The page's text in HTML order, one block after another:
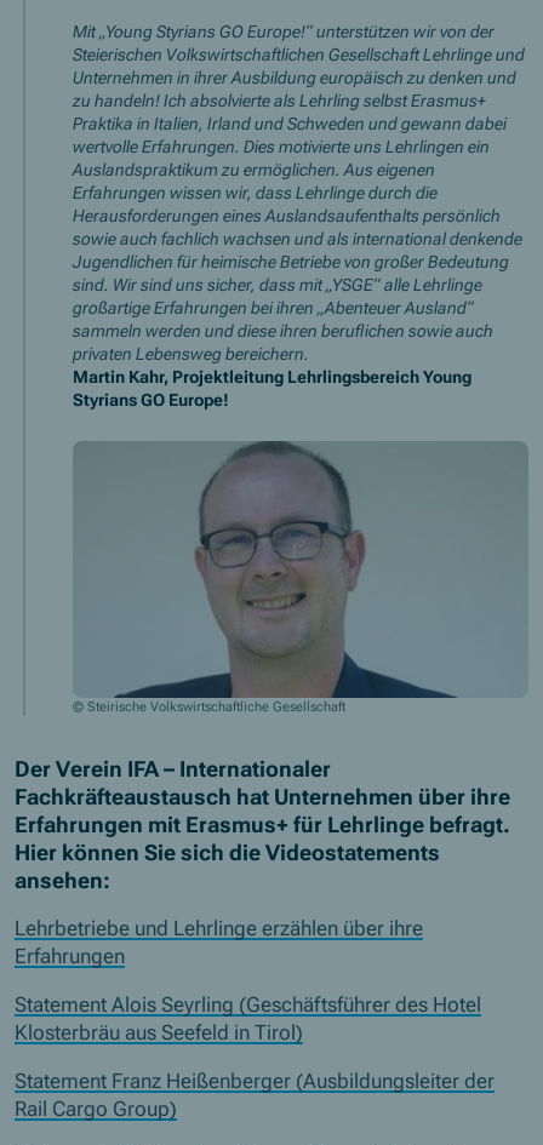
© Steirische Volkswirtschaftliche Gesellschaft
Mit „Young Styrians GO Europe!“ unterstützen wir von der
Steierischen Volkswirtschaftlichen Gesellschaft Lehrlinge und
Unternehmen in ihrer Ausbildung europäisch zu denken und
zu handeln! Ich absolvierte als Lehrling selbst Erasmus+
Praktika in Italien, Irland und Schweden und gewann dabei
wertvolle Erfahrungen. Dies motivierte uns Lehrlingen ein
Auslandspraktikum zu ermöglichen. Aus eigenen
Erfahrungen wissen wir, dass Lehrlinge durch die
Herausforderungen eines Auslandsaufenthalts persönlich
sowie auch fachlich wachsen und als international denkende
Jugendlichen für heimische Betriebe von großer Bedeutung
sind. Wir sind uns sicher, dass mit „YSGE“ alle Lehrlinge
großartige Erfahrungen bei ihren „Abenteuer Ausland“
sammeln werden und diese ihren beruflichen sowie auch
privaten Lebensweg bereichern.
Martin Kahr, Projektleitung Lehrlingsbereich Young
Styrians GO Europe!
Der Verein IFA – Internationaler
Fachkräfteaustausch hat Unternehmen über ihre
Erfahrungen mit Erasmus+ für Lehrlinge befragt.
Hier können Sie sich die Videostatements
ansehen:
Lehrbetriebe und Lehrlinge erzählen über ihre
Erfahrungen
Statement Alois Seyrling (Geschäftsführer des Hotel
Klosterbräu aus Seefeld in Tirol)
Statement Franz Heißenberger (Ausbildungsleiter der
Rail Cargo Group)